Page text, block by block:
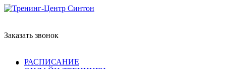
Заказать звонок
РАСПИСАНИЕ